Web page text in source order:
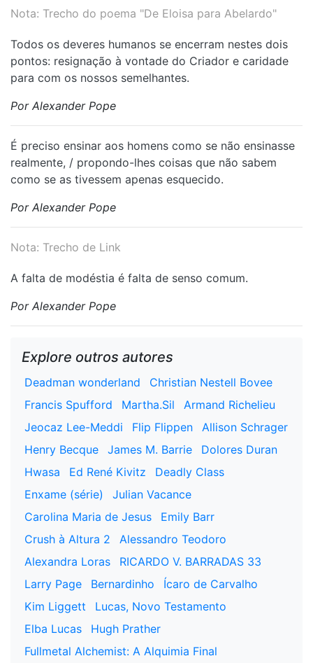
Nota: Trecho do poema "De Eloisa para Abelardo"
Todos os deveres humanos se encerram nestes dois
pontos: resignação à vontade do Criador e caridade
para com os nossos semelhantes.
Por Alexander Pope
É preciso ensinar aos homens como se não ensinasse
realmente, / propondo-lhes coisas que não sabem
como se as tivessem apenas esquecido.
Por Alexander Pope
Nota: Trecho de Link
A falta de modéstia é falta de senso comum.
Por Alexander Pope
Explore outros autores
Deadman wonderland
Christian Nestell Bovee
Francis Spufford
Martha.Sil
Armand Richelieu
Jeocaz Lee-Meddi
Flip Flippen
Allison Schrager
Henry Becque
James M. Barrie
Dolores Duran
Hwasa
Ed René Kivitz
Deadly Class
Enxame (série)
Julian Vacance
Carolina Maria de Jesus
Emily Barr
Crush à Altura 2
Alessandro Teodoro
Alexandra Loras
RICARDO V. BARRADAS 33
Larry Page
Bernardinho
Ícaro de Carvalho
Kim Liggett
Lucas, Novo Testamento
Elba Lucas
Hugh Prather
Fullmetal Alchemist: A Alquimia Final